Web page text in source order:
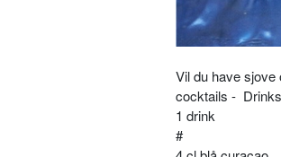
Vil du have
cocktails -
1 drink
#